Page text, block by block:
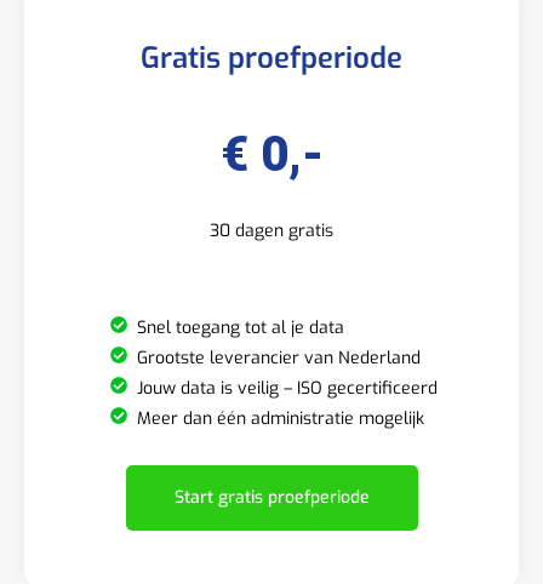
Gratis proefperiode
€ 0,-
30 dagen gratis
Snel toegang tot al je data
Grootste leverancier van Nederland
Jouw data is veilig – ISO gecertificeerd
Meer dan één administratie mogelijk
Start gratis proefperiode